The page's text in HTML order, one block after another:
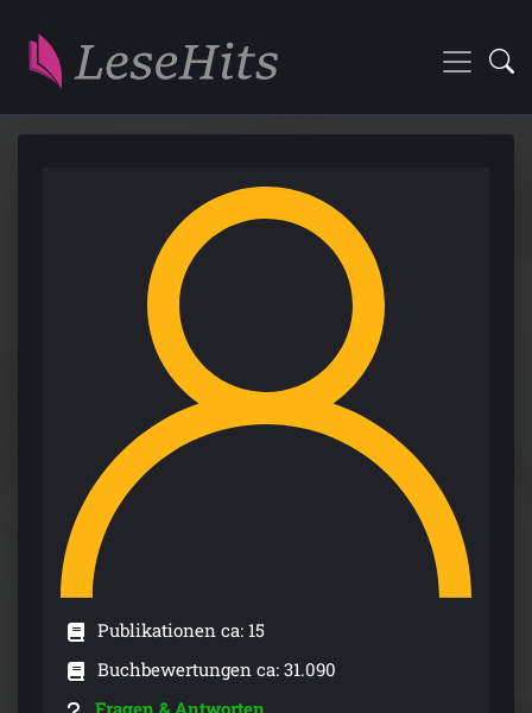
Publikationen ca: 15
Buchbewertungen ca: 31.090
Fragen & Antworten